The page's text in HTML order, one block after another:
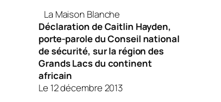
La Maison Blanche
Déclaration de Caitlin Hayden,
porte-parole du Conseil national
de sécurité, sur la région des
Grands Lacs du continent
africain
Le 12 décembre 2013